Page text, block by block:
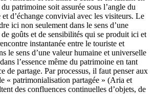
patrimoine soit assurée sous l’angle du
d’échange convivial avec les visiteurs. Le
ici non seulement dans le sens d’une
goûts et de sensibilités qui se produit ici et
instantanée entre le touriste et
le sens d’une valeur humaine et universelle
l’essence même du patrimoine en tant
de partage. Par processus, il faut penser aux
« patrimonialisation partagée » (Aria et
des confluences continuelles d’objets, de